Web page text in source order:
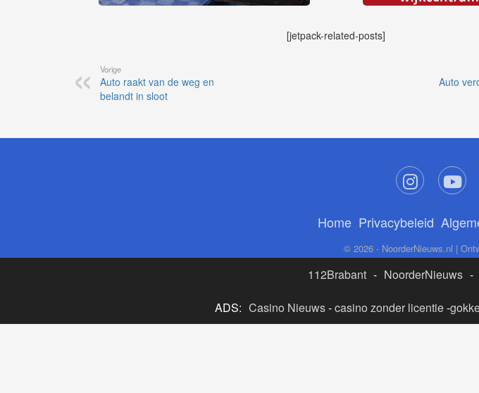
[jetpack-related-posts]
Vorige
Auto raakt van de weg en
belandt in sloot
Auto
Home Privacybeleid
© 2026 - NoorderNieuws.nl |
112Brabant - NoorderNieuws -
ADS: Casino Nieuws-casino zonder licentie-